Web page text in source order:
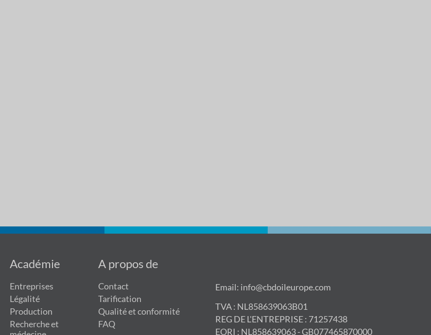
Académie
Entreprises
Légalité
Production
Recherche et
A propos de
Contact
Tarification
Qualité et conformité
FAQ
Email: info@cbdoileurope.com
TVA : NL858639063B01
REG DE L'ENTREPRISE : 71257438
EORI : NL858639063 - GB077465870000